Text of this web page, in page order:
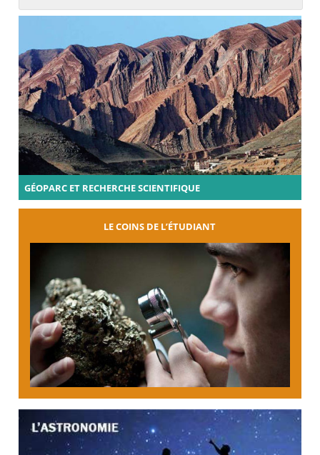
GÉOPARC ET RECHERCHE SCIENTIFIQUE
LE COINS DE L’ÉTUDIANT